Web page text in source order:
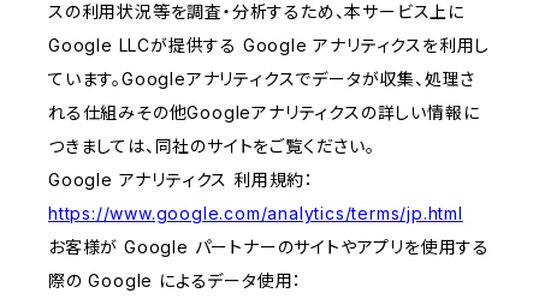
スの利用状況等を調査・分析するため、本サービス上に
Google LLCが提供する Google アナリティクスを利用し
ています。Googleアナリティクスでデータが収集、処理さ
れる仕組みその他Googleアナリティクスの詳しい情報に
つきましては、同社のサイトをご覧ください。
Google アナリティクス 利用規約：
https://www.google.com/analytics/terms/jp.html
お客様が Google パートナーのサイトやアプリを使用する
際の Google によるデータ使用：